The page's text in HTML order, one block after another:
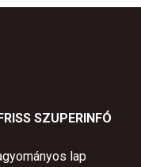
SZUPERINFÓ
lap